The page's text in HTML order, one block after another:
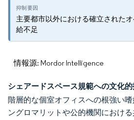
主要都市以外における確立された
給不足
情報源: Mordor Intelligence
シェアードスペース規範への文化
階層的な個室オフィスへの根強い
ングロマリットや公的機関におけ